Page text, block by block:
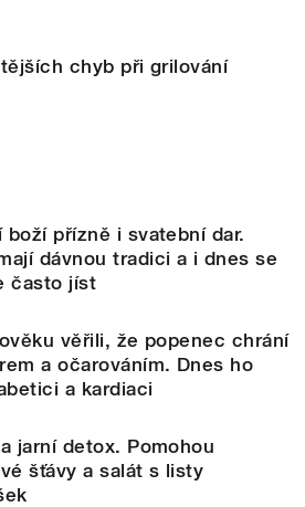
chyb při grilování
boží přízně i svatební dar.
dávnou tradici a i dnes se
často jíst
věřili, že popenec chrání
a očarováním. Dnes ho
a kardiaci
jarní detox. Pomohou
šťávy a salát s listy